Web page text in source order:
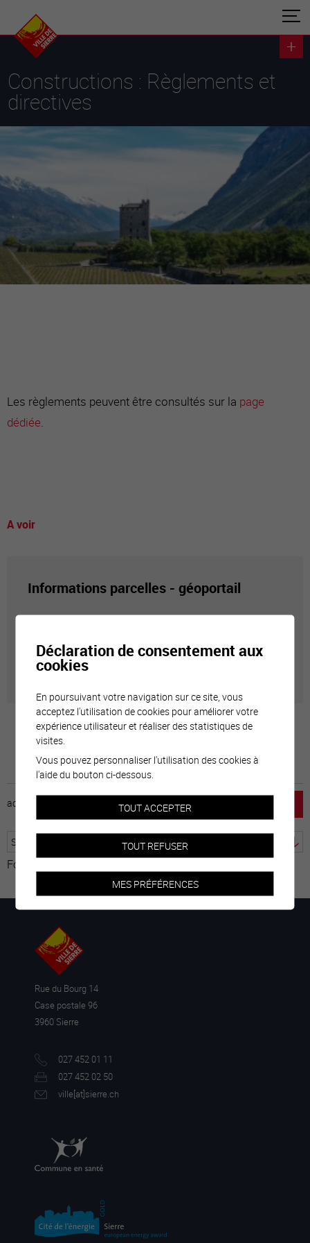
Constructions : Règlements et
directives
Les règlements peuvent être consultés sur la page
dédiée.
A voir
Informations parcelles - géoportail
foncier, le tracé d’un chemin pédestre, une adresse?
Le système WebSig le permet, et bien plus encore.
accueil emploi mentions légales
Fourni par
Rue du Bourg 14
Case postale 96
3960 Sierre
027 452 01 11
027 452 02 50
ville[at]sierre.ch
Déclaration de consentement aux
cookies
En poursuivant votre navigation sur ce site, vous
acceptez l'utilisation de cookies pour améliorer votre
expérience utilisateur et réaliser des statistiques de
visites.
Vous pouvez personnaliser l'utilisation des cookies à
l'aide du bouton ci-dessous.
TOUT ACCEPTER
TOUT REFUSER
MES PRÉFÉRENCES